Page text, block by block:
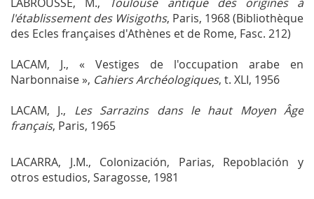
l'établissement des Wisigoths, Paris, 1968 (Bibliothèque
des Ecles françaises d'Athènes et de Rome, Fasc. 212)
LACAM, J., « Vestiges de l'occupation arabe en
Narbonnaise », Cahiers Archéologiques, t. XLI, 1956
LACAM, J., Les Sarrazins dans le haut Moyen Âge
français, Paris, 1965
LACARRA, J.M., Colonización, Parias, Repoblación y
otros estudios, Saragosse, 1981